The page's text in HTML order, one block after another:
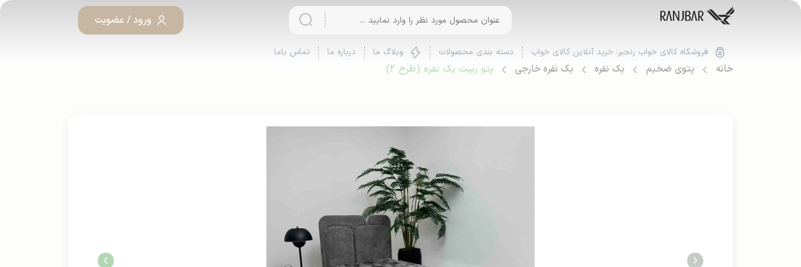
ورود / عضویت
فروشگاه کالای خواب رنجبر: خرید آنلاین کالای خواب دسته بندی محصولات وبلاگ ما درباره ما تماس باما
خانه پتوی ضخیم یک نفره یک نفره خارجی پتو ربیت یک نفره (طرح 2)